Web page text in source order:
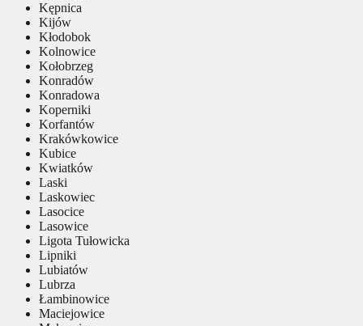
Kępnica
Kijów
Kłodobok
Kolnowice
Kołobrzeg
Konradów
Konradowa
Koperniki
Korfantów
Krakówkowice
Kubice
Kwiatków
Laski
Laskowiec
Lasocice
Lasowice
Ligota Tułowicka
Lipniki
Lubiatów
Lubrza
Łambinowice
Maciejowice